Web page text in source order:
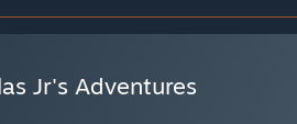
Jr's Adventures